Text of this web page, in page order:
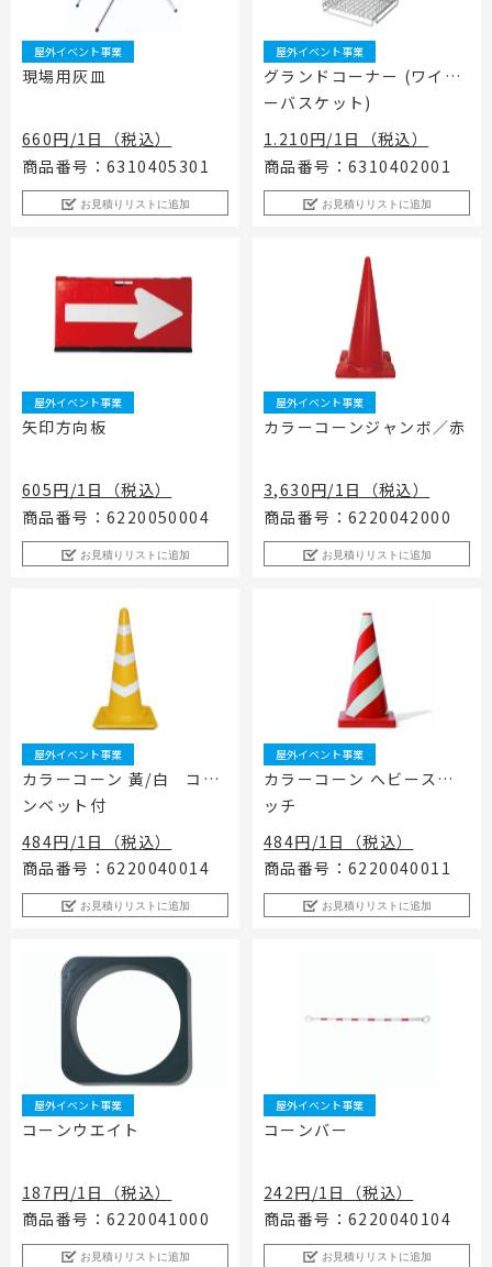
屋外イベント事業
現場用灰皿
660円/1日（税込）
商品番号：6310405301
お見積りリストに追加
屋外イベント事業
グランドコーナー (ワイヤ
ーバスケット)
1.210円/1日（税込）
商品番号：6310402001
お見積りリストに追加
屋外イベント事業
矢印方向板
605円/1日（税込）
商品番号：6220050004
お見積りリストに追加
屋外イベント事業
カラーコーンジャンボ／赤
3,630円/1日（税込）
商品番号：6220042000
お見積りリストに追加
屋外イベント事業
カラーコーン 黃/白 コー
ンベット付
484円/1日（税込）
商品番号：6220040014
お見積りリストに追加
屋外イベント事業
カラーコーン へビースコ
ッチ
484円/1日（税込）
商品番号：6220040011
お見積りリストに追加
屋外イベント事業
コーンウエイト
187円/1日（税込）
商品番号：6220041000
お見積りリストに追加
屋外イベント事業
コーンバー
242円/1日（税込）
商品番号：6220040104
お見積りリストに追加